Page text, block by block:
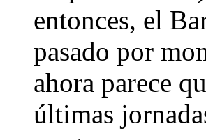
entonces, el
pasado por
ahora parece
últimas